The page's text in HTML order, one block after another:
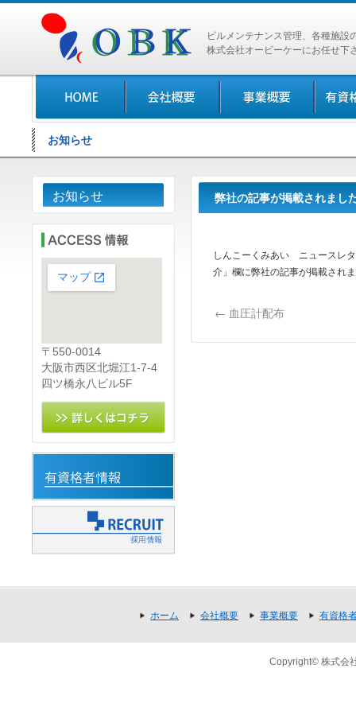
ビルメンテナンス管理、各種施設
株式会社オービーケーにお任せ下
お知らせ
弊社の記事が掲載されまし
しんこーくみあい ニュースレ
介」欄に弊社の記事が掲載され
← 血圧計配布
お知らせ
〒550-0014
大阪市西区北堀江1-7-4
四ツ橋永八ビル5F
ホーム 会社概要 事業概要 有資格
Copyright© 株式会